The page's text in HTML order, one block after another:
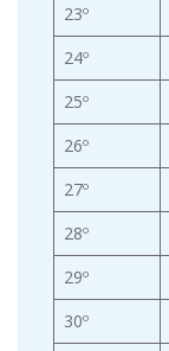
23º
24º
25º
26º
27º
28º
29º
30º